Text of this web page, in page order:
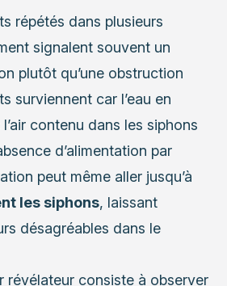
répétés dans plusieurs
signalent souvent un
plutôt qu’une obstruction
surviennent car l’eau en
contenu dans les siphons
d’alimentation par
peut même aller jusqu’à
les siphons, laissant
désagréables dans le
révélateur consiste à observer